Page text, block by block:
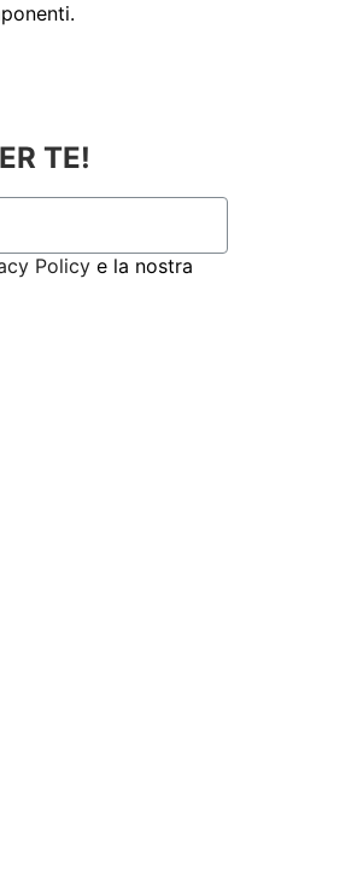
TE!
Policy e la nostra